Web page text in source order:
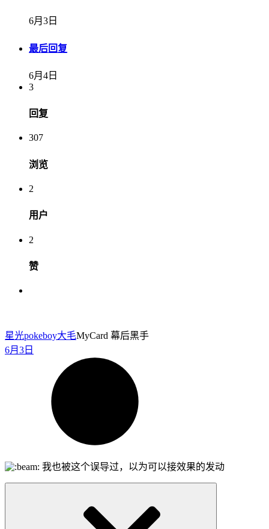
6月3日
最后回复
6月4日
3
回复
307
浏览
2
用户
2
赞
星光pokeboy大毛MyCard 幕后黑手
6月3日
我也被这个误导过，以为可以接效果的发动